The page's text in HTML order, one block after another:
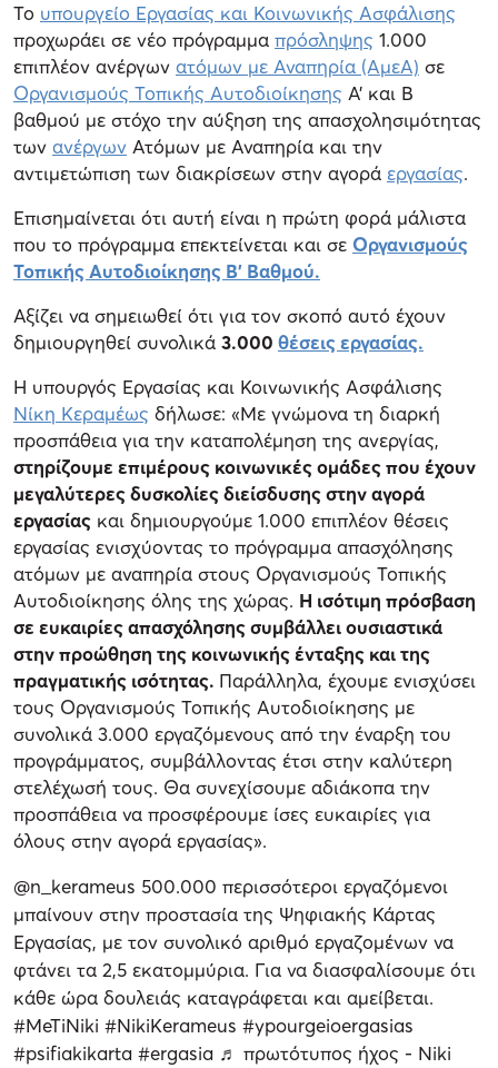
Το υπουργείο Εργασίας και Κοινωνικής Ασφάλισης
προχωράει σε νέο πρόγραμμα πρόσληψης 1.000
επιπλέον ανέργων ατόμων με Αναπηρία (ΑμεΑ) σε
Οργανισμούς Τοπικής Αυτοδιοίκησης Α’ και Β
βαθμού με στόχο την αύξηση της απασχολησιμότητας
των ανέργων Ατόμων με Αναπηρία και την
αντιμετώπιση των διακρίσεων στην αγορά εργασίας.
Επισημαίνεται ότι αυτή είναι η πρώτη φορά μάλιστα
που το πρόγραμμα επεκτείνεται και σε Οργανισμούς
Τοπικής Αυτοδιοίκησης Β’ Βαθμού.
Αξίζει να σημειωθεί ότι για τον σκοπό αυτό έχουν
δημιουργηθεί συνολικά 3.000 θέσεις εργασίας.
Η υπουργός Εργασίας και Κοινωνικής Ασφάλισης
Νίκη Κεραμέως δήλωσε: «Με γνώμονα τη διαρκή
προσπάθεια για την καταπολέμηση της ανεργίας,
στηρίζουμε επιμέρους κοινωνικές ομάδες που έχουν
μεγαλύτερες δυσκολίες διείσδυσης στην αγορά
εργασίας και δημιουργούμε 1.000 επιπλέον θέσεις
εργασίας ενισχύοντας το πρόγραμμα απασχόλησης
ατόμων με αναπηρία στους Οργανισμούς Τοπικής
Αυτοδιοίκησης όλης της χώρας. Η ισότιμη πρόσβαση
σε ευκαιρίες απασχόλησης συμβάλλει ουσιαστικά
στην προώθηση της κοινωνικής ένταξης και της
πραγματικής ισότητας. Παράλληλα, έχουμε ενισχύσει
τους Οργανισμούς Τοπικής Αυτοδιοίκησης με
συνολικά 3.000 εργαζόμενους από την έναρξη του
προγράμματος, συμβάλλοντας έτσι στην καλύτερη
στελέχωσή τους. Θα συνεχίσουμε αδιάκοπα την
προσπάθεια να προσφέρουμε ίσες ευκαιρίες για
όλους στην αγορά εργασίας».
@n_kerameus 500.000 περισσότεροι εργαζόμενοι
μπαίνουν στην προστασία της Ψηφιακής Κάρτας
Εργασίας, με τον συνολικό αριθμό εργαζομένων να
φτάνει τα 2,5 εκατομμύρια. Για να διασφαλίσουμε ότι
κάθε ώρα δουλειάς καταγράφεται και αμείβεται.
#MeTiNiki #NikiKerameus #ypourgeioergasias
#psifiakikarta #ergasia ♬ πρωτότυπος ήχος - Niki